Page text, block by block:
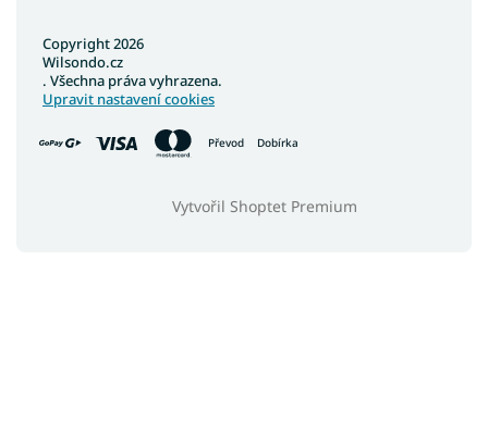
Převod Dobírka
Vytvořil Shoptet Premium
Copyright 2026
Wilsondo.cz
. Všechna práva vyhrazena.
Upravit nastavení cookies